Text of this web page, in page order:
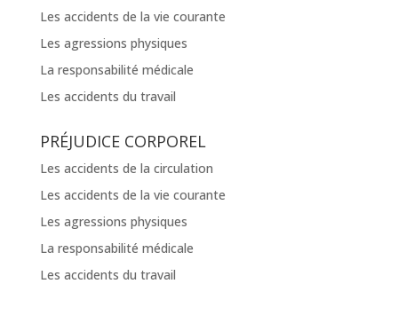
Les accidents de la vie courante
Les agressions physiques
La responsabilité médicale
Les accidents du travail
PRÉJUDICE CORPOREL
Les accidents de la circulation
Les accidents de la vie courante
Les agressions physiques
La responsabilité médicale
Les accidents du travail